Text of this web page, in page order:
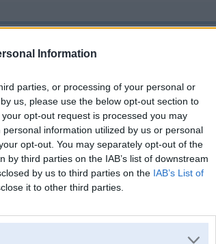
Information
parties, or processing of your personal or
us, please use the below opt-out section to
opt-out request is processed you may
information utilized by us or personal
opt-out. You may separately opt-out of the
third parties on the IAB’s list of downstream
by us to third parties on the IAB’s List of
it to other third parties.
2012, 22:55:23 ]